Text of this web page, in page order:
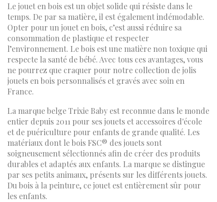
Le jouet en bois est un objet solide qui résiste dans le
temps. De par sa matière, il est également indémodable.
Opter pour un jouet en bois, c’est aussi réduire sa
consommation de plastique et respecter
l’environnement. Le bois est une matière non toxique qui
respecte la santé de bébé. Avec tous ces avantages, vous
ne pourrez que craquer pour notre collection de jolis
jouets en bois personnalisés et gravés avec soin en
France.
La marque belge Trixie Baby est reconnue dans le monde
entier depuis 2011 pour ses jouets et accessoires d'école
et de puériculture pour enfants de grande qualité. Les
matériaux dont le bois FSC® des jouets sont
soigneusement sélectionnés afin de créer des produits
durables et adaptés aux enfants. La marque se distingue
par ses petits animaux, présents sur les différents jouets.
Du bois à la peinture, ce jouet est entièrement sûr pour
les enfants.